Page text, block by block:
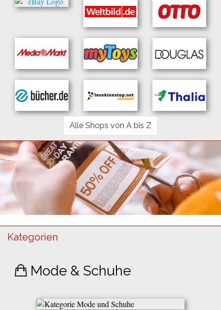
Alle Shops von A bis Z
Kategorien
Mode & Schuhe